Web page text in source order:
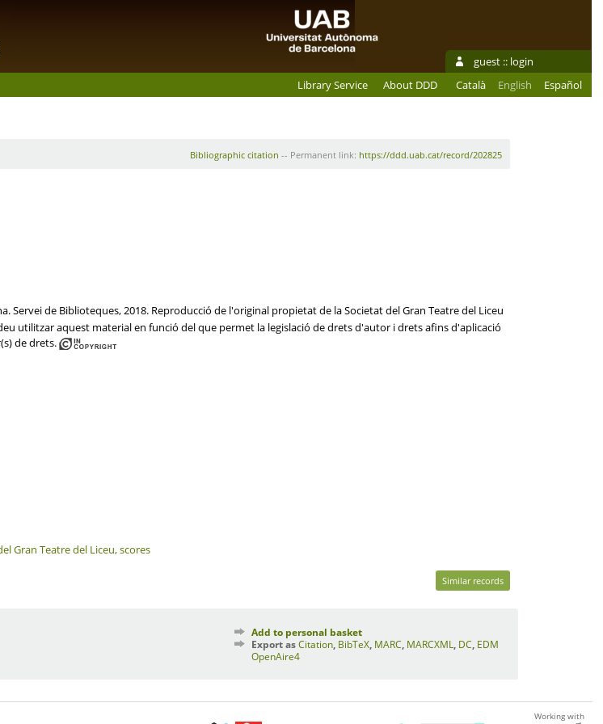
guest :: login
Library Service About DDD Català English Español
Bibliographic citation -- Permanent link: https://ddd.uab.cat/record/202825
Servei de Biblioteques, 2018. Reproducció de l'original propietat de la Societat del Gran Teatre del Liceu
utilitzar aquest material en funció del que permet la legislació de drets d'autor i drets afins d'aplicació
de drets.
Gran Teatre del Liceu, scores
Similar records
Add to personal basket
Export asCitation BibTeX MARC MARCXML DC EDM
OpenAire4
Working with